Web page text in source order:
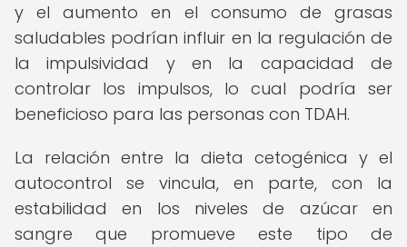
y el aumento en el consumo de grasas
saludables podrían influir en la regulación de
la impulsividad y en la capacidad de
controlar los impulsos, lo cual podría ser
beneficioso para las personas con TDAH.
La relación entre la dieta cetogénica y el
autocontrol se vincula, en parte, con la
estabilidad en los niveles de azúcar en
sangre que promueve este tipo de